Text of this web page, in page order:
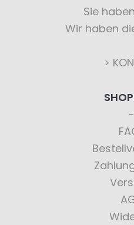
Sie
Wir haben
>